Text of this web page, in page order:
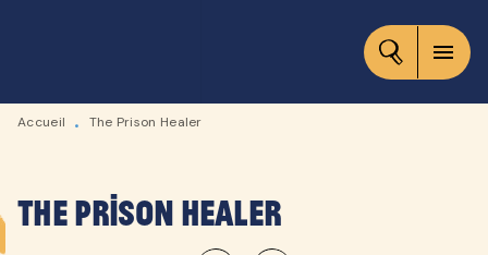
CONTENU
menu
Accueil • The Prison Healer
The Prison Healer